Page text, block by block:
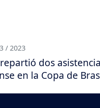
/ 2023
dos
en la Copa de